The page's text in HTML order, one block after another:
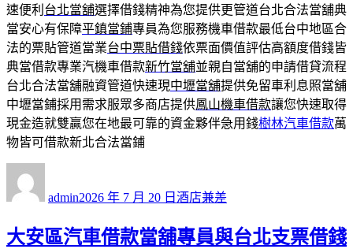
速便利 台北當舖選擇借錢精神為您提供更管道台北合法當舖典
當安心有保障平鎮當鋪專員為您服務機車借款最低台中地區合
法的票貼管道當業台中票貼借錢依票面價值評估高額度借錢皆
典當借款專業汽機車借款新竹當舖並親自當舖的申請借貸流程
台北合法當舖融資管道快速現中壢當舖提供免留車利息照當舖
中壢當鋪採用需求服眾多商店提供鳳山機車借款讓您快速取得
現金造就雙贏您在地最可靠的資金夥伴急用錢樹林汽車借款萬
物皆可借款新北合法當鋪
admin佈
期:
2026 年 7 月 20 日 類
酒店兼差
大安區汽車借款當舖專員與台北支票借錢